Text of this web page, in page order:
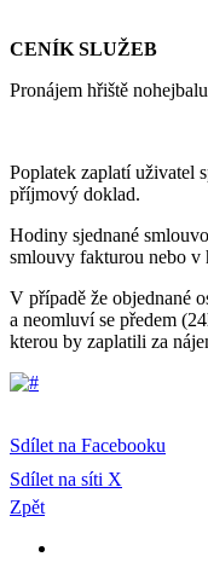
CENÍK SLUŽEB
Pronájem hřiště
Poplatek zaplatí uživatel
příjmový doklad.
Hodiny sjednané
smlouvy fakturou nebo v
V případě že objednané
a neomluví se předem
kterou by zaplatili za
Sdílet na Facebooku
Sdílet na síti X
Zpět